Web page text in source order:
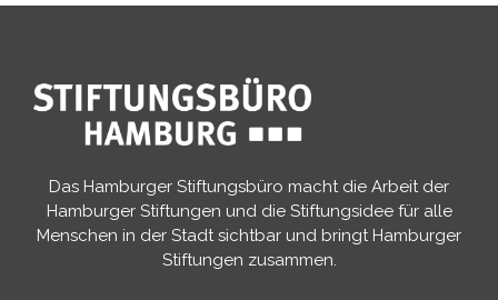
Das Hamburger Stiftungsbüro macht die Arbeit der
Hamburger Stiftungen und die Stiftungsidee für alle
Menschen in der Stadt sichtbar und bringt Hamburger
Stiftungen zusammen.​